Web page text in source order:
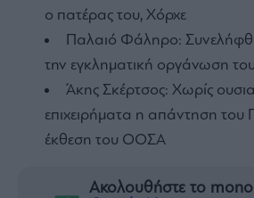
ο πατέρας του, Χόρχε
Παλαιό Φάληρο:
την εγκληματική οργάνωση
Άκης Σκέρτσος: Χωρίς
επιχειρήματα η απάντηση του
έκθεση του ΟΟΣΑ
Ακολουθήστε το